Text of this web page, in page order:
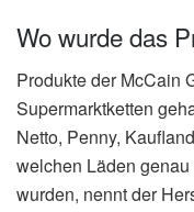
Wo wurde das
Produkte der McCain
Supermarktketten
Netto, Penny,
welchen Läden
wurden, nennt der